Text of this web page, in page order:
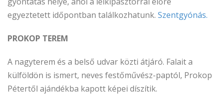
egyeztetett időpontban találkozhatunk. Szentgyónás.
PROKOP TEREM
A nagyterem és a belső udvar közti átjáró. Falait a
külföldön is ismert, neves festőművész-paptól, Prokop
Pétertől ajándékba kapott képei díszítik.